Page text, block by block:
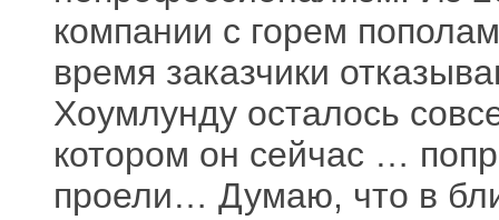
компании с горем
время заказчики
Хоумлунду осталось
котором он сейчас …
проели… Думаю, что в